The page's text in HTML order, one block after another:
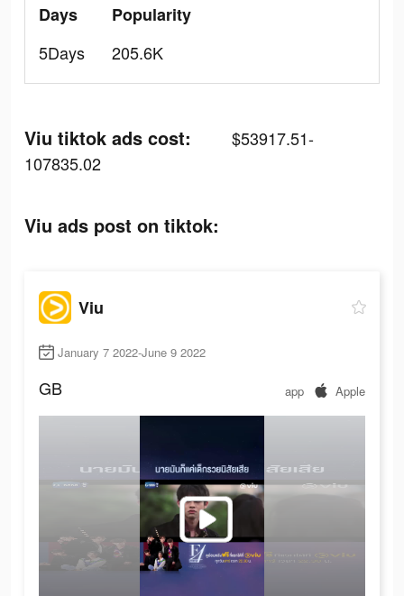
Days
5Days
Popularity
205.6K
Viu tiktok ads cost:
$53917.51-
107835.02
Viu ads post on tiktok:
Viu
January 7 2022-June 9 2022
GB app Apple